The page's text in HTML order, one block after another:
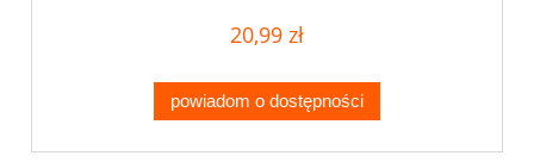
20,99 zł
powiadom o dostępności